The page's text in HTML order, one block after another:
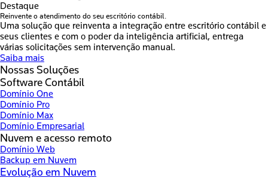
Destaque
Reinvente o atendimento do seu escritório contábil.
Uma solução que reinventa a integração entre escritório contábil e
seus clientes e com o poder da inteligência artificial, entrega
várias solicitações sem intervenção manual.
Saiba mais
Nossas Soluções
Software Contábil
Domínio One
Domínio Pro
Domínio Max
Domínio Empresarial
Nuvem e acesso remoto
Domínio Web
Backup em Nuvem
Evolução em Nuvem